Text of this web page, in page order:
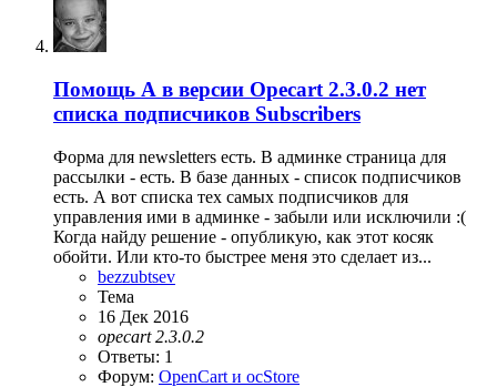
Помощь А в версии Opecart 2.3.0.2 нет
списка подписчиков Subscribers
Форма для newsletters есть. В админке страница для
рассылки - есть. В базе данных - список подписчиков
есть. А вот списка тех самых подписчиков для
управления ими в админке - забыли или исключили :(
Когда найду решение - опубликую, как этот косяк
обойти. Или кто-то быстрее меня это сделает из...
bezzubtsev
Тема
16 Дек 2016
opecart 2.3.0.2
Ответы: 1
Форум: OpenCart и ocStore